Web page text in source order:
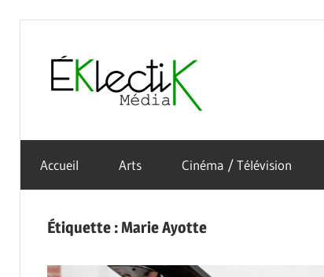
content
Média
culture
sous
toutes
formes
Accueil Arts Cinéma / Télévision
Étiquette :Marie Ayotte